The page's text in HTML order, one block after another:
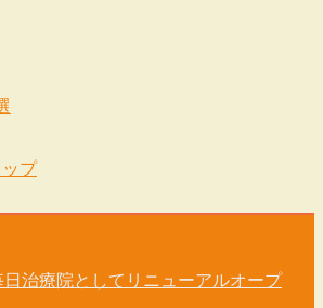
日治療院としてリニューアルオープ